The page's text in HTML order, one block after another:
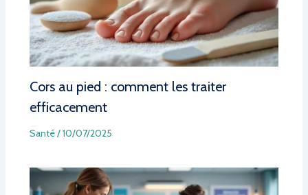
Cors au pied : comment les traiter
efficacement
Santé/10/07/2025